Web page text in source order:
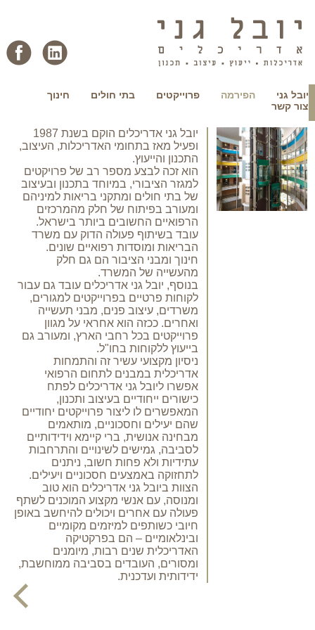
יובל גני הפירמה פרוייקטים בתי חולים
חינוך
צור קשר
הפירמה
יובל גני אדריכלים הוקם בשנת 1987
ופעיל מאז בתחומי האדריכלות, העיצוב,
התכנון והייעוץ.
הוא זכה לבצע מספר רב של פרויקטים
למגזר הציבורי, במיוחד בתכנון ובעיצוב
של בתי חולים ומתקני בריאות למיניהם
ומעורב בפיתוח של חלק מהמרכזים
הרפואיים החשובים ביותר בישראל.
עובד בשיתוף פעולה הדוק עם משרד
הבריאות ומוסדות רפואיים שונים.
חינוך ומבני הציבור הם גם חלק
מהעשייה של המשרד.
בנוסף, יובל גני אדריכלים עובד גם עבור
לקוחות פרטיים בפרוייקטים למגורים,
משרדים, עיצוב פנים, מבני תעשייה
ואחרים. ככזה הוא אחראי על מגוון
פרוייקטים בכל רחבי הארץ, ומעורב גם
בייעוץ ללקוחות בחו"ל.
ניסיון מקצועי עשיר זה והתמחות
אדריכלית במבנים לתחום הרפואי
אפשרו ליובל גני אדריכלים לפתח
כישורים ייחודיים בעיצוב ותכנון,
המאפשרים לו ליצור פרוייקטים יחודיים
שהם יעילים וחסכוניים, מותאמים
מבחינה אנושית, ברי קיימא וידידותיים
לסביבה, גמישים לשינויים והתרחבות
עתידיות ולא פחות חשוב, ניתנים
לתחזוקה באמצעים חסכוניים ויעילים.
הצוות ביובל גני אדריכלים הוא טוב
ומנוסה, עם אנשי מקצוע המוכנים לשתף
פעולה עם אחרים ויכולים להיחשב באופן
חיובי כשותפים למיזמים מקומיים
ובינלאומיים – הם בפרקטיקה
האדריכלית שנים רבות, מיומנים
ומסורים, העובדים בסביבה ממוחשבת,
ידידותית ועדכנית.